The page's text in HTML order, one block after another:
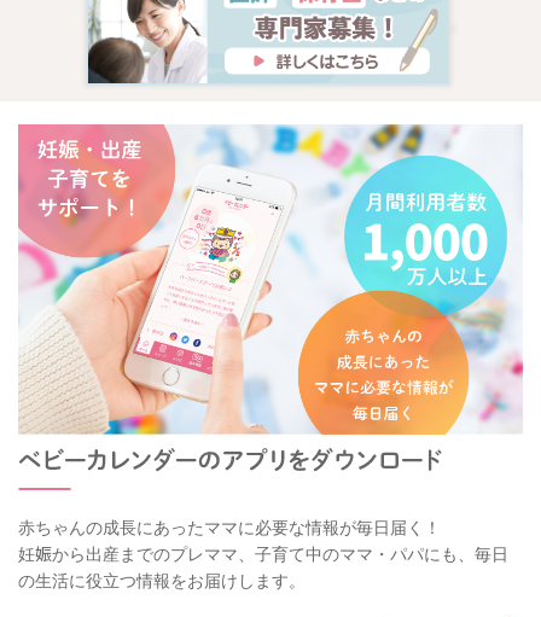
赤ちゃんの成長にあったママに必要な情報が毎日届く！
妊娠から出産までのプレママ、子育て中のママ・パパにも、毎日
の生活に役立つ情報をお届けします。